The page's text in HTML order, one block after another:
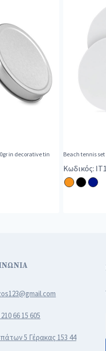
in decorative tin
Beach tennis
Κωδικός:
66 15 605
5 Γέρακας 153 44